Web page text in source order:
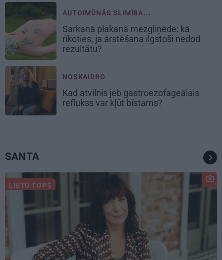
AUTOIMŪNĀS SLIMĪBA...
Sarkanā plakanā mezgliņēde: kā
rīkoties, ja ārstēšana ilgstoši nedod
rezultātu?
NOSKAIDRO
Kad atvilnis jeb gastroezofageālais
reflukss var kļūt bīstams?
SANTA
LIETU TOPS